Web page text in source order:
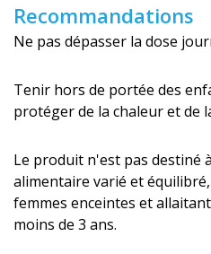
Recommandations
Ne pas dépasser la dose
Tenir hors de portée des
protéger de la chaleur et de
Le produit n'est pas destiné
alimentaire varié et
femmes enceintes et
moins de 3 ans.